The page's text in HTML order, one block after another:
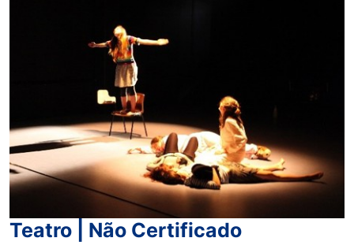
Teatro | Não Certificado